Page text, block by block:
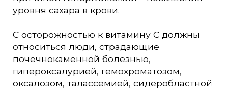
уровня сахара в крови.
С осторожностью к витамину С должны
относиться люди, страдающие
почечнокаменной болезнью,
гипероксалурией, гемохроматозом,
оксалозом, талассемией, сидеробластной